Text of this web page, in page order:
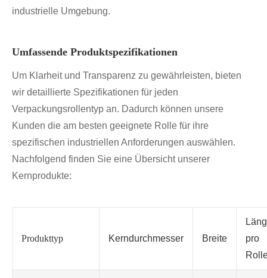
industrielle Umgebung.
Umfassende Produktspezifikationen
Um Klarheit und Transparenz zu gewährleisten, bieten
wir detaillierte Spezifikationen für jeden
Verpackungsrollentyp an. Dadurch können unsere
Kunden die am besten geeignete Rolle für ihre
spezifischen industriellen Anforderungen auswählen.
Nachfolgend finden Sie eine Übersicht unserer
Kernprodukte:
Produkttyp Kerndurchmesser Breite
pro